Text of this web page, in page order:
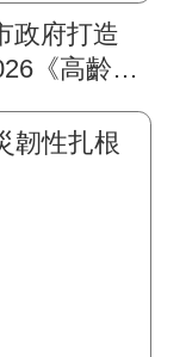
政府打造
《高齡健